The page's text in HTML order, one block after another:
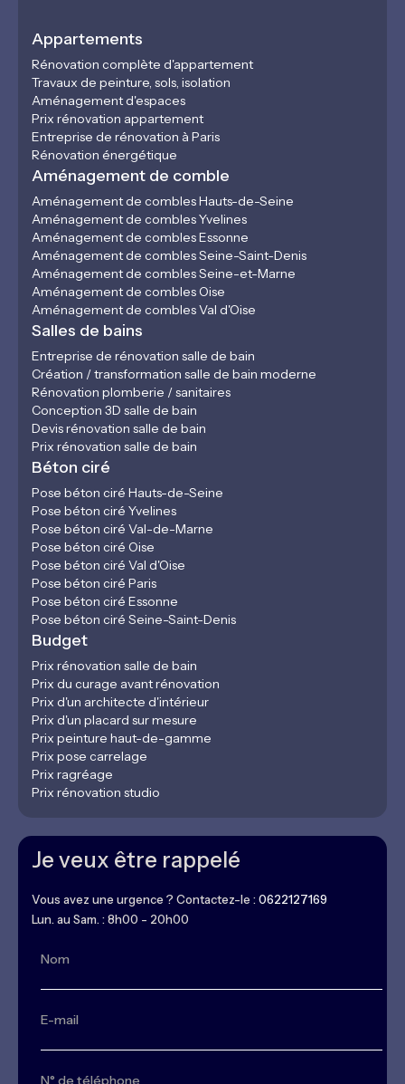
Appartements
Rénovation complète d'appartement
Travaux de peinture, sols, isolation
Aménagement d'espaces
Prix rénovation appartement
Entreprise de rénovation à Paris
Rénovation énergétique
Aménagement de comble
Aménagement de combles Hauts-de-Seine
Aménagement de combles Yvelines
Aménagement de combles Essonne
Aménagement de combles Seine-Saint-Denis
Aménagement de combles Seine-et-Marne
Aménagement de combles Oise
Aménagement de combles Val d'Oise
Salles de bains
Entreprise de rénovation salle de bain
Création / transformation salle de bain moderne
Rénovation plomberie / sanitaires
Conception 3D salle de bain
Devis rénovation salle de bain
Prix rénovation salle de bain
Béton ciré
Pose béton ciré Hauts-de-Seine
Pose béton ciré Yvelines
Pose béton ciré Val-de-Marne
Pose béton ciré Oise
Pose béton ciré Val d'Oise
Pose béton ciré Paris
Pose béton ciré Essonne
Pose béton ciré Seine-Saint-Denis
Budget
Prix rénovation salle de bain
Prix du curage avant rénovation
Prix d'un architecte d'intérieur
Prix d'un placard sur mesure
Prix peinture haut-de-gamme
Prix pose carrelage
Prix ragréage
Prix rénovation studio
Je veux être rappelé
Vous avez une urgence ? Contactez-le : 0622127169
Lun. au Sam. : 8h00 - 20h00